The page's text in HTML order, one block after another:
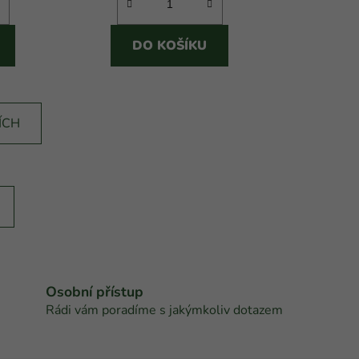
DO KOŠÍKU
Osobní přístup
Rádi vám poradíme s jakýmkoliv dotazem